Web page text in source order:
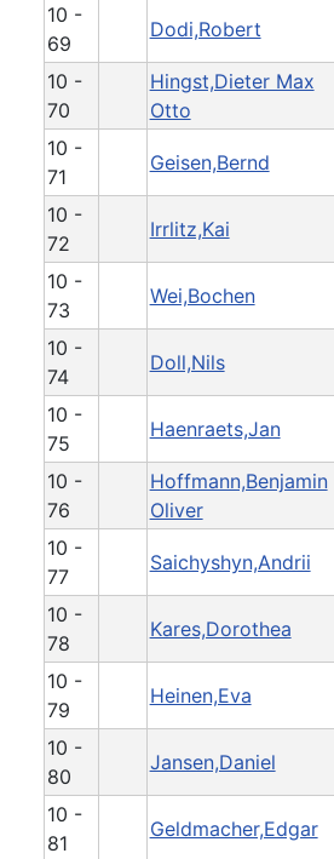
10 -
69
Dodi,Robert
10 -
70
Hingst,Dieter Max
Otto
10 -
71
Geisen,Bernd
10 -
72
Irrlitz,Kai
10 -
73
Wei,Bochen
10 -
74
Doll,Nils
10 -
75
Haenraets,Jan
10 -
76
Hoffmann,Benjamin
Oliver
10 -
77
Saichyshyn,Andrii
10 -
78
Kares,Dorothea
10 -
79
Heinen,Eva
10 -
80
Jansen,Daniel
10 -
81
Geldmacher,Edgar